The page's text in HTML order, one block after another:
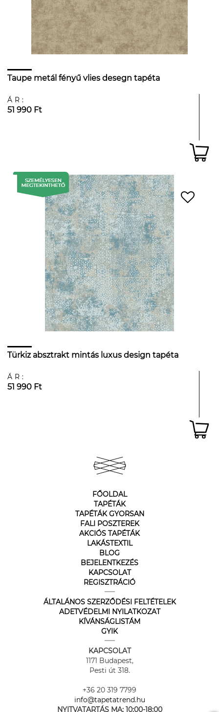
Taupe metál fényű vlies desegn tapéta
ÁR:
51 990 Ft
Türkiz absztrakt mintás luxus design tapéta
ÁR:
51 990 Ft
FŐOLDAL
TAPÉTÁK
TAPÉTÁK GYORSAN
FALI POSZTEREK
AKCIÓS TAPÉTÁK
LAKÁSTEXTIL
BLOG
BEJELENTKEZÉS
KAPCSOLAT
REGISZTRÁCIÓ
ÁLTALÁNOS SZERZŐDÉSI FELTÉTELEK
ADETVÉDELMI NYILATKOZAT
KÍVÁNSÁGLISTÁM
GYIK
KAPCSOLAT
1171 Budapest,
Pesti út 318.
+36 20 319 7799
info@tapetatrend.hu
NYITVATARTÁS MA: 10:00-18:00